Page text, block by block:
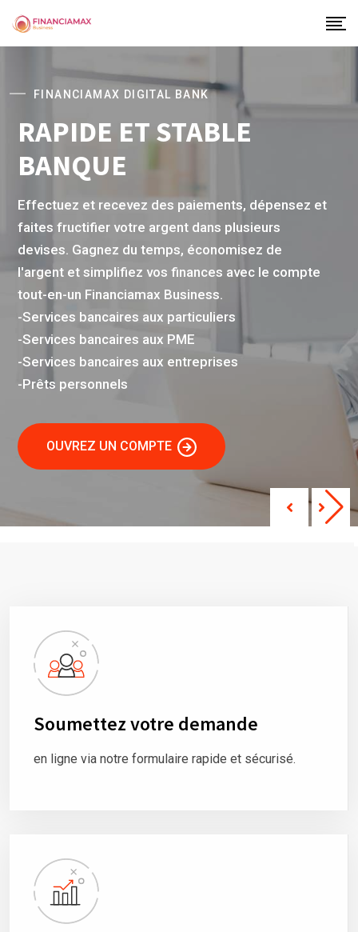
FINANCIAMAX DIGITAL BANK
RAPIDE ET STABLE
BANQUE
Effectuez et recevez des paiements, dépensez et
faites fructifier votre argent dans plusieurs
devises. Gagnez du temps, économisez de l'argent
et simplifiez vos finances avec le compte tout-en-
un Financiamax Business.
-Services bancaires aux particuliers
-Services bancaires aux PME
-Services bancaires aux entreprises
-Prêts personnels
OUVREZ UN COMPTE
Soumettez votre demande
en ligne via notre formulaire rapide et sécurisé.